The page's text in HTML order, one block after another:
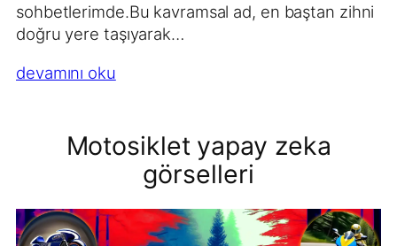
sohbetlerimde.Bu kavramsal ad, en baştan zihni
doğru yere taşıyarak…
devamını oku
Motosiklet yapay zeka
görselleri